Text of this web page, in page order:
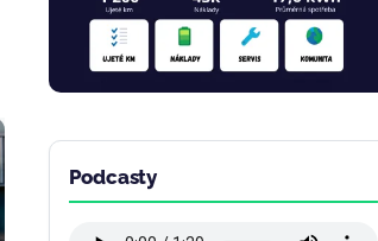
Podcasty